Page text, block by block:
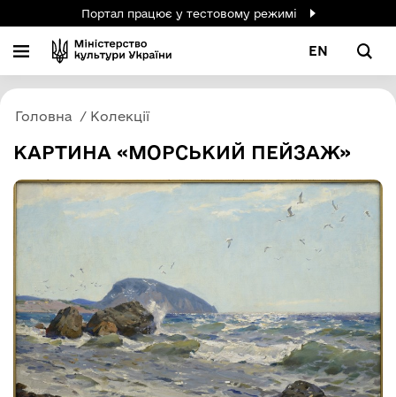
Портал працює у тестовому режимі
EN
Головна Колекції
КАРТИНА «МОРСЬКИЙ ПЕЙЗАЖ»